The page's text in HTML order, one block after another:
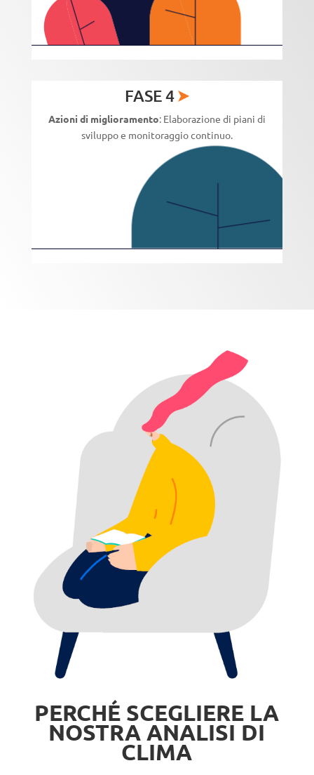
FASE 4
Azioni di miglioramento: Elaborazione di piani di
sviluppo e monitoraggio continuo.
PERCHÉ SCEGLIERE LA
NOSTRA ANALISI DI
CLIMA